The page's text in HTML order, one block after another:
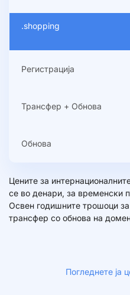
.shopping
Регистрација
Трансфер + Обнова
Обнова
Цените за
се во денари, за временски
Освен годишните трошоци за
трансфер со обнова на
Погледнете ја